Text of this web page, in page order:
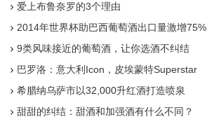
爱上布鲁奈罗的3个理由
2014年世界杯助巴西葡萄酒出口量激增75%
9类风味接近的葡萄酒，让你选酒不纠结
巴罗洛：意大利Icon，皮埃蒙特Superstar
希腊纳乌萨市以32,000升红酒打造喷泉
甜甜的纠结：甜酒和加强酒有什么不同？